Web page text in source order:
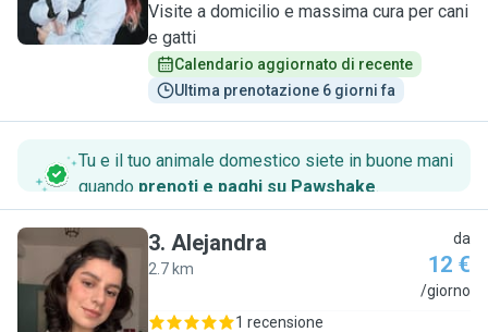
Visite a domicilio e massima cura per cani
e gatti
Calendario aggiornato di recente
Ultima prenotazione 6 giorni fa
Tu e il tuo animale domestico siete in buone mani
quando prenoti e paghi su Pawshake.
A
3. Alejandra
2.7 km
da
12 €
/giorno
1 recensione